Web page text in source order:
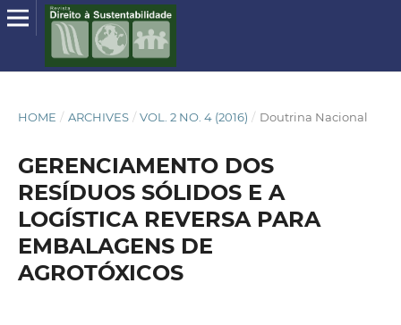
HOME / ARCHIVES / VOL. 2 NO. 4 (2016) / Doutrina Nacional
GERENCIAMENTO DOS
RESÍDUOS SÓLIDOS E A
LOGÍSTICA REVERSA PARA
EMBALAGENS DE
AGROTÓXICOS